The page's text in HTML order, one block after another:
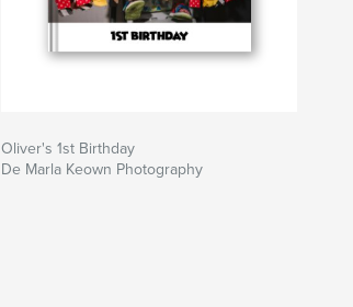
Oliver's 1st Birthday
De Marla Keown Photography